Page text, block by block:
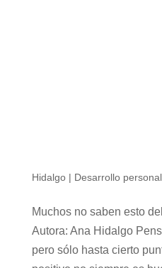
Hidalgo| Desarrollo personal
Muchos no saben esto
Autora: Ana Hidalgo
pero sólo hasta cierto